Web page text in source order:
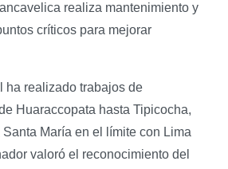
realiza mantenimiento y
críticos para mejorar
ha realizado trabajos de
Huaraccopata hasta Tipicocha,
María en el límite con Lima
valoró el reconocimiento del